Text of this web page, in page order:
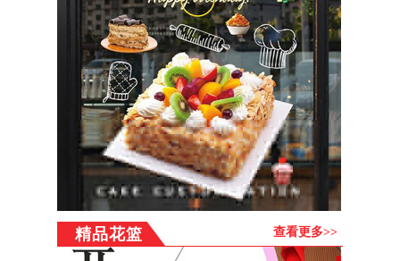
配送范围:订货流程：
浏览商品→点击购买→注册或直接购买→填写订单→选择支
付方式--成功提交→配送店按您要求送货上门
注意事项：
1、邻鄂镇市区可以做到最快3小时送货上门（郊区需另外加
收运费），但请尽量提前24小时订货，以保证我们有充分的
时间安排送货。
2、正常配送时间为：8：30—21：00（乡镇晚上不配送），
17：00以后订购的商品系统会转到第二天安排！
3、每张订单的确认、配送和收货人签收状况，送货人可在每
个环节查询自己的订花状态。
4、邻鄂镇市区免费送货上门，邻鄂镇乡镇需加收路费（30-
精品花篮 查看更多>>